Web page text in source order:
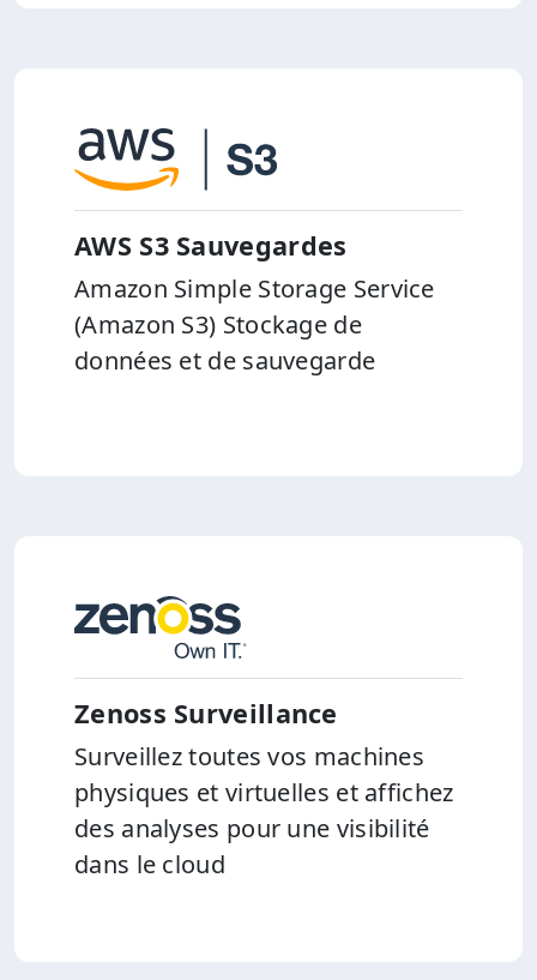
AWS S3 Sauvegardes
Amazon Simple Storage Service
(Amazon S3) Stockage de
données et de sauvegarde
Zenoss Surveillance
Surveillez toutes vos machines
physiques et virtuelles et affichez
des analyses pour une visibilité
dans le cloud